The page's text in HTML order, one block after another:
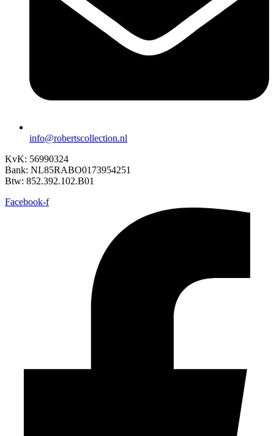
info@robertscollection.nl
KvK: 56990324
Bank: NL85RABO0173954251
Btw: 852.392.102.B01
Facebook-f